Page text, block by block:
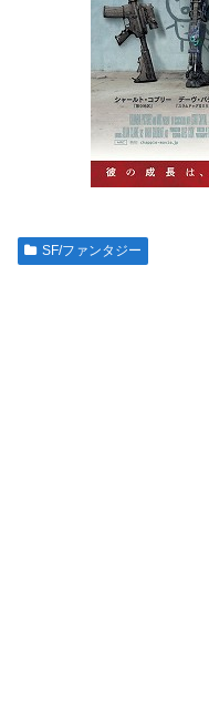
SF/ファンタジー